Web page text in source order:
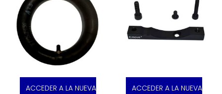
ACCEDER A LA NUEVA
ACCEDER A LA NUEVA